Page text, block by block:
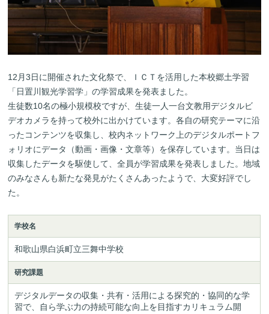
12月3日に開催された文化祭で、ＩＣＴを活用した本校郷土学習
「日置川観光学習学」の学習成果を発表ました。
生徒数10名の極小規模校ですが、生徒一人一台文教用デジタルビ
デオカメラを持って校外に出かけています。各自の研究テーマに沿
ったコンテンツを収集し、校内ネットワーク上のデジタルポートフ
ォリオにデータ（動画・画像・文章等）を保存しています。当日は
収集したデータを駆使して、全員が学習成果を発表しました。地域
のみなさんも新たな発見がたくさんあったようで、大変好評でし
た。
学校名
和歌山県白浜町立三舞中学校
研究課題
デジタルデータの収集・共有・活用による探究的・協同的な学
習で、自ら学ぶ力の持続可能な向上を目指すカリキュラム開